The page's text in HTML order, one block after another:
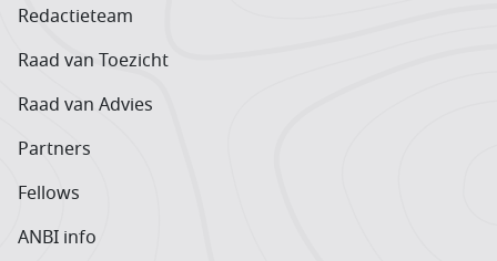
Redactieteam
Raad van Toezicht
Raad van Advies
Partners
Fellows
ANBI info